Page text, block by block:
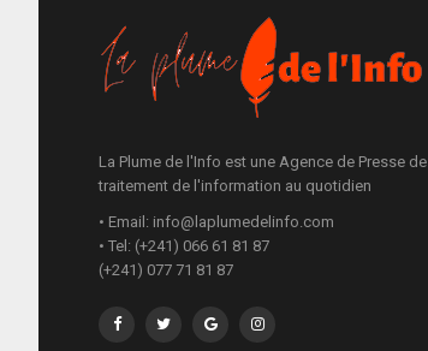
La Plume de l'Info est une Agence de Presse de
traitement de l'information au quotidien
• Email: info@laplumedelinfo.com
• Tel: (+241) 066 61 81 87
(+241) 077 71 81 87